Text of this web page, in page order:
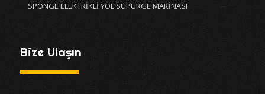
SPONGE ELEKTRİKLİ YOL SÜPÜRGE MAKİNASI
Bize Ulaşın